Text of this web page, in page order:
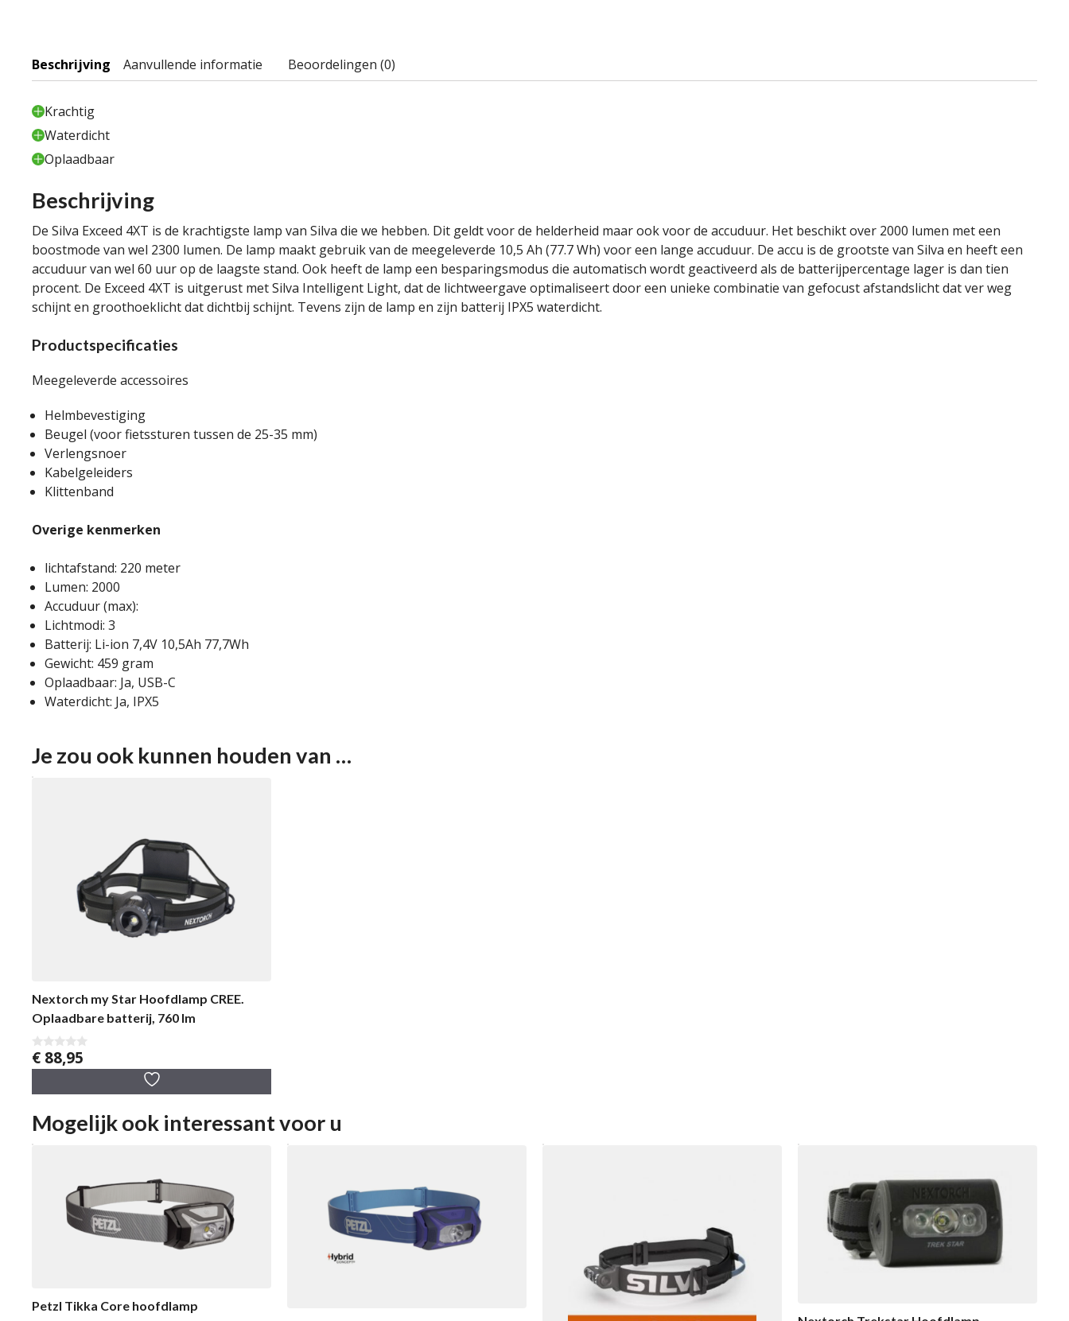
Beschrijving Aanvullende informatie Beoordelingen (0)
Krachtig
Waterdicht
Oplaadbaar
Beschrijving
De Silva Exceed 4XT is de krachtigste lamp van Silva die we hebben. Dit geldt voor de helderheid maar ook voor de accuduur. Het beschikt over 2000 lumen met een
boostmode van wel 2300 lumen. De lamp maakt gebruik van de meegeleverde 10,5 Ah (77.7 Wh) voor een lange accuduur. De accu is de grootste van Silva en heeft een
accuduur van wel 60 uur op de laagste stand. Ook heeft de lamp een besparingsmodus die automatisch wordt geactiveerd als de batterijpercentage lager is dan tien
procent. De Exceed 4XT is uitgerust met Silva Intelligent Light, dat de lichtweergave optimaliseert door een unieke combinatie van gefocust afstandslicht dat ver weg
schijnt en groothoeklicht dat dichtbij schijnt. Tevens zijn de lamp en zijn batterij IPX5 waterdicht.
Productspecificaties
Meegeleverde accessoires
Helmbevestiging
Beugel (voor fietssturen tussen de 25-35 mm)
Verlengsnoer
Kabelgeleiders
Klittenband
Overige kenmerken
lichtafstand: 220 meter
Lumen: 2000
Accuduur (max):
Lichtmodi: 3
Batterij: Li-ion 7,4V 10,5Ah 77,7Wh
Gewicht: 459 gram
Oplaadbaar: Ja, USB-C
Waterdicht: Ja, IPX5
Je zou ook kunnen houden van …
Nextorch my Star Hoofdlamp CREE.
Oplaadbare batterij, 760 lm
0
v
5
€ 88,95
Mogelijk ook interessant voor u
Petzl Tikka Core hoofdlamp